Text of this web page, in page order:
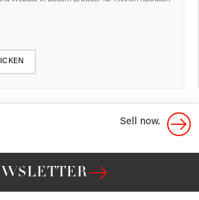
Sell now.